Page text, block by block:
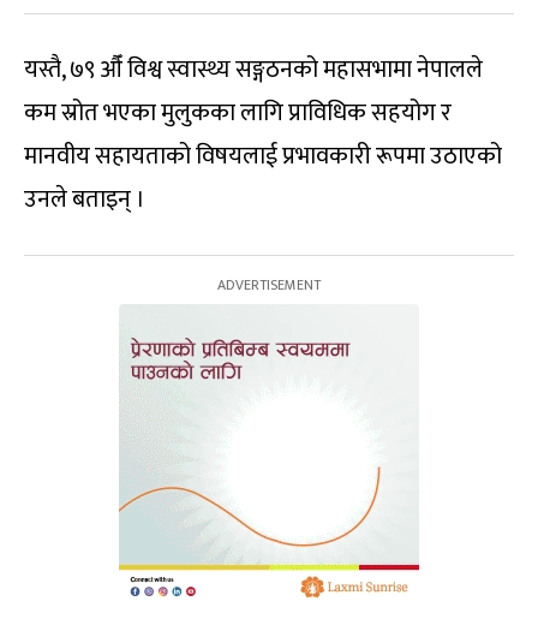
यस्तै, ७९ औँ विश्व स्वास्थ्य सङ्गठनको महासभामा नेपालले
कम स्रोत भएका मुलुकका लागि प्राविधिक सहयोग र
मानवीय सहायताको विषयलाई प्रभावकारी रूपमा उठाएको
उनले बताइन् ।